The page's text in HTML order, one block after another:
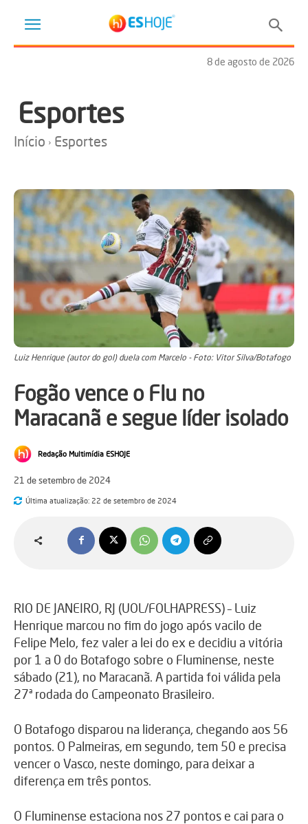
8 de agosto de 2026
Esportes
Início Esportes
Luiz Henrique (autor do gol) duela com Marcelo - Foto: Vitor Silva/Botafogo
Fogão vence o Flu no
Maracanã e segue líder isolado
Redação Multimídia ESHOJE
21 de setembro de 2024
Última atualização: 22 de setembro de 2024
RIO DE JANEIRO, RJ (UOL/FOLHAPRESS) – Luiz
Henrique marcou no fim do jogo após vacilo de
Felipe Melo, fez valer a lei do ex e decidiu a vitória
por 1 a 0 do Botafogo sobre o Fluminense, neste
sábado (21), no Maracanã. A partida foi válida pela
27ª rodada do Campeonato Brasileiro.
O Botafogo disparou na liderança, chegando aos 56
pontos. O Palmeiras, em segundo, tem 50 e precisa
vencer o Vasco, neste domingo, para deixar a
diferença em três pontos.
O Fluminense estaciona nos 27 pontos e cai para o